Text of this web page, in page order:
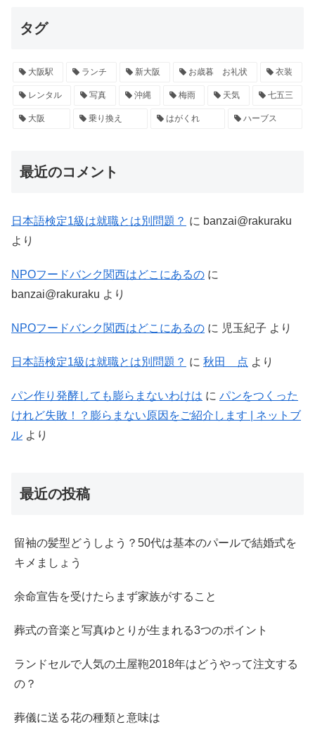
タグ
大阪駅 ランチ 新大阪 お歳暮 お礼状 衣装
レンタル 写真 沖縄 梅雨 天気 七五三
大阪 乗り換え はがくれ ハーブス
最近のコメント
日本語検定1級は就職とは別問題？ に banzai@rakuraku
より
NPOフードバンク関西はどこにあるの に
banzai@rakuraku より
NPOフードバンク関西はどこにあるの に 児玉紀子 より
日本語検定1級は就職とは別問題？ に 秋田 点 より
パン作り発酵しても膨らまないわけは に パンをつくった
けれど失敗！？膨らまない原因をご紹介します | ネットブ
ル より
最近の投稿
留袖の髪型どうしよう？50代は基本のパールで結婚式を
キメましょう
余命宣告を受けたらまず家族がすること
葬式の音楽と写真ゆとりが生まれる3つのポイント
ランドセルで人気の土屋鞄2018年はどうやって注文する
の？
葬儀に送る花の種類と意味は